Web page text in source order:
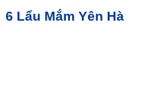
6 Lẩu Mắm Yên Hà